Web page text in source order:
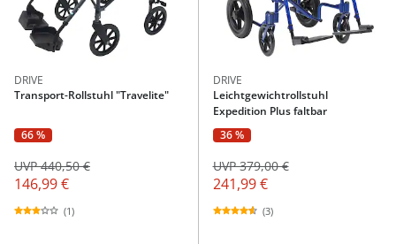
DRIVE
Transport-Rollstuhl "Travelite"
66 %
146,99 €
UVP 440,50 €
(1)
DRIVE
Leichtgewichtrollstuhl
Expedition Plus faltbar
36 %
241,99 €
UVP 379,00 €
(3)